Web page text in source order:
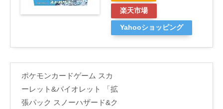
楽天市場
Yahooショッピング
ポケモンカードゲーム スカ
ーレット&バイオレット 「拡
張パック スノーハザード&ク